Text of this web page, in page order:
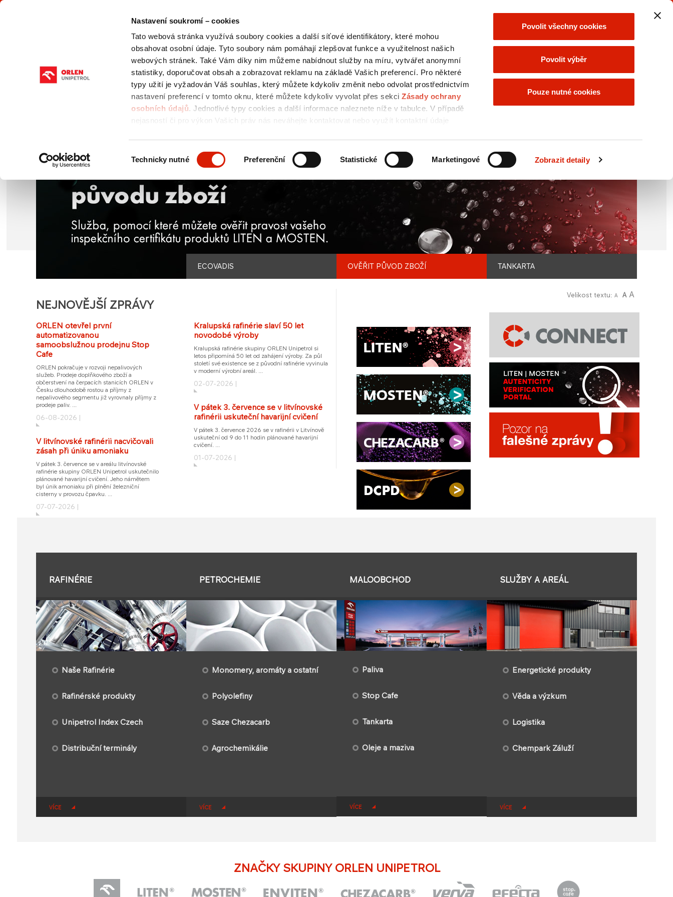
Nastavení soukromí – cookies
Tato webová stránka využívá soubory cookies a další síťové identifikátory, které mohou
obsahovat osobní údaje. Tyto soubory nám pomáhají zlepšovat funkce a využitelnost našich
webových stránek. Také Vám díky nim můžeme nabídnout služby na míru, vytvářet anonymní
statistiky, doporučovat obsah a zobrazovat reklamu na základě Vašich preferencí. Pro některé
typy užití je vyžadován Váš souhlas, který můžete kdykoliv změnit nebo odvolat prostřednictvím
nastavení preferencí v tomto oknu, které můžete kdykoliv vyvolat přes sekciZásady ochrany
osobních údajů. Jednotlivé typy cookies a další informace naleznete níže v tabulce. V případě
nejasností či pro výkon Vašich práv nás neváhejte kontaktovat nebo využít kontaktní údaje
souhlasu
Technicky nutné Preferenční Statistické Marketingové Zobrazit detaily
Povolit všechny cookies
Povolit výběr
Pouze nutné cookies
HLEDAT
SKUPINA ORLEN
PRODUKTŮ
AKCIONÁŘI MÉDIA KARIÉRA
NABÍDKA SKUPINY
ORLEN
UDRŽITELNOST/ESG
ECOVADIS OVĚŘIT PŮVOD ZBOŽÍ TANKARTA
NEJNOVĚJŠÍ ZPRÁVY
ORLEN otevřel první
automatizovanou
samoobslužnou prodejnu Stop
Cafe
ORLEN pokračuje v rozvoji nepalivových
služeb. Prodeje doplňkového zboží a
občerstvení na čerpacích stanicích ORLEN v
Česku dlouhodobě rostou a příjmy z
nepalivového segmentu již vyrovnaly příjmy z
prodeje paliv. ...
06-08-2026 |
V litvínovské rafinérii nacvičovali
zásah při úniku amoniaku
V pátek 3. července se v areálu litvínovské
rafinérie skupiny ORLEN Unipetrol uskutečnilo
plánované havarijní cvičení. Jeho námětem
byl únik amoniaku při plnění železniční
cisterny v provozu čpavku. ...
07-07-2026 |
Kralupská rafinérie slaví 50 let
novodobé výroby
Kralupská rafinérie skupiny ORLEN Unipetrol si
letos připomíná 50 let od zahájení výroby. Za půl
století své existence se z původní rafinérie vyvinula
v moderní výrobní areál. ...
02-07-2026 |
V pátek 3. července se v litvínovské
rafinérii uskuteční havarijní cvičení
V pátek 3. července 2026 se v rafinérii v Litvínově
uskuteční od 9 do 11 hodin plánované havarijní
cvičení. ...
01-07-2026 |
Velikost textu: A A A
RAFINÉRIE
Naše Rafinérie
Rafinérské produkty
Unipetrol Index Czech
Distribuční terminály
VÍCE
PETROCHEMIE
Monomery, aromáty a ostatní
Polyolefiny​
Saze Chezacarb
Agrochemikálie
VÍCE
MALOOBCHOD
Paliva
Stop Cafe
Tankarta
Oleje a maziva
VÍCE
SLUŽBY A AREÁL
Energetické produkty
Věda a výzkum
Logistika
​Chempark Záluží
VÍCE
ZNAČKY SKUPINY ORLEN UNIPETROL